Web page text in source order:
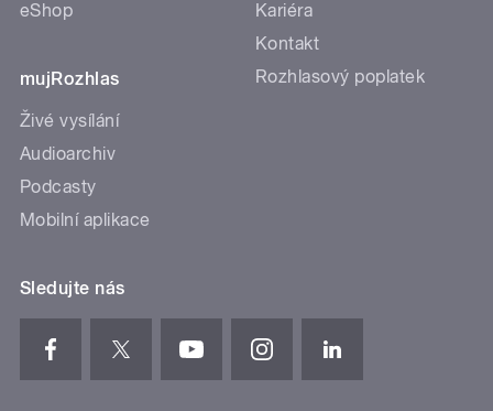
eShop
mujRozhlas
Živé vysílání
Audioarchiv
Podcasty
Mobilní aplikace
Kariéra
Kontakt
Rozhlasový poplatek
Sledujte nás